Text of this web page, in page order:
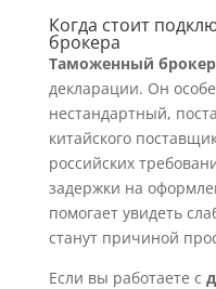
Когда стоит
брокера
Таможенный брокер
декларации. Он
нестандартный,
китайского
российских
задержки на
помогает увидеть
станут причиной
Если вы работаете с